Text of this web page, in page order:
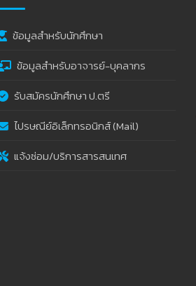
ข้อมูลสำหรับนักศึกษา
ข้อมูลสำหรับอาจารย์-บุคลากร
รับสมัครนักศึกษา ป.ตรี
ไปรษณีย์อิเล็กทรอนิกส์ (Mail)
แจ้งซ่อม/บริการสารสนเทศ